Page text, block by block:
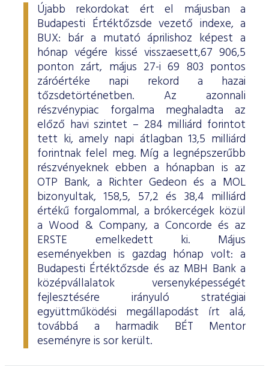
Újabb rekordokat ért el májusban a
Budapesti Értéktőzsde vezető indexe, a
BUX: bár a mutató áprilishoz képest a
hónap végére kissé visszaesett,67 906,5
ponton zárt, május 27-i 69 803 pontos
záróértéke napi rekord a hazai
tőzsdetörténetben. Az azonnali
részvénypiac forgalma meghaladta az
előző havi szintet – 284 milliárd forintot
tett ki, amely napi átlagban 13,5 milliárd
forintnak felel meg. Míg a legnépszerűbb
részvényeknek ebben a hónapban is az
OTP Bank, a Richter Gedeon és a MOL
bizonyultak, 158,5, 57,2 és 38,4 milliárd
értékű forgalommal, a brókercégek közül
a Wood & Company, a Concorde és az
ERSTE emelkedett ki. Május
eseményekben is gazdag hónap volt: a
Budapesti Értéktőzsde és az MBH Bank a
középvállalatok versenyképességét
fejlesztésére irányuló stratégiai
együttműködési megállapodást írt alá,
továbbá a harmadik BÉT Mentor
eseményre is sor került.